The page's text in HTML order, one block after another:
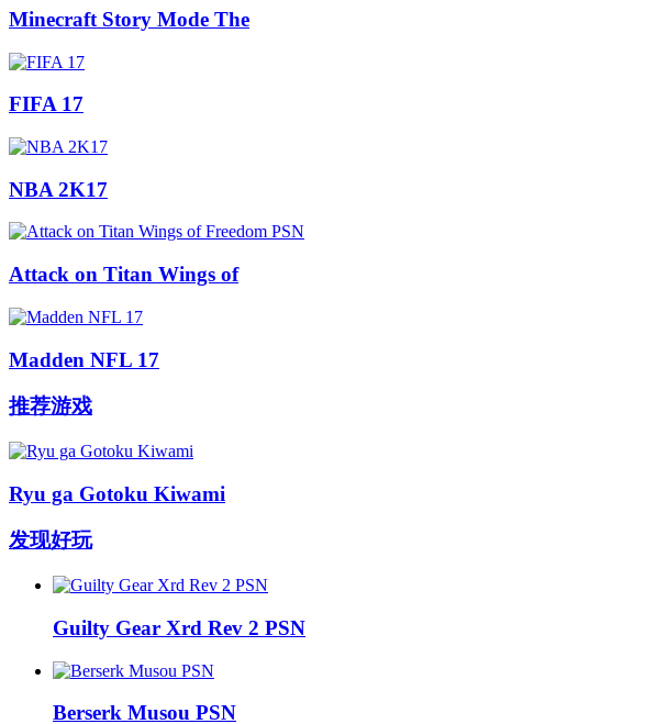
Minecraft Story Mode The
FIFA 17
NBA 2K17
Attack on Titan Wings of
Madden NFL 17
推荐游戏
Ryu ga Gotoku Kiwami
发现好玩
Guilty Gear Xrd Rev 2 PSN
Berserk Musou PSN